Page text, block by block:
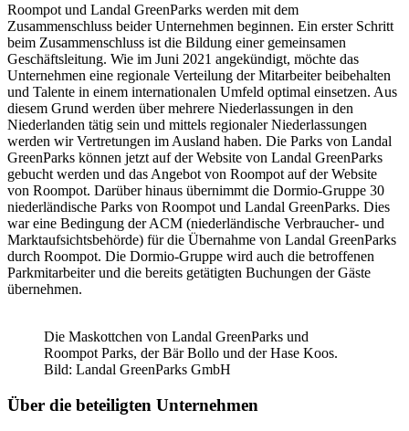
Roompot und Landal GreenParks werden mit dem
Zusammenschluss beider Unternehmen beginnen. Ein erster Schritt
beim Zusammenschluss ist die Bildung einer gemeinsamen
Geschäftsleitung. Wie im Juni 2021 angekündigt, möchte das
Unternehmen eine regionale Verteilung der Mitarbeiter beibehalten
und Talente in einem internationalen Umfeld optimal einsetzen. Aus
diesem Grund werden über mehrere Niederlassungen in den
Niederlanden tätig sein und mittels regionaler Niederlassungen
werden wir Vertretungen im Ausland haben. Die Parks von Landal
GreenParks können jetzt auf der Website von Landal GreenParks
gebucht werden und das Angebot von Roompot auf der Website
von Roompot. Darüber hinaus übernimmt die Dormio-Gruppe 30
niederländische Parks von Roompot und Landal GreenParks. Dies
war eine Bedingung der ACM (niederländische Verbraucher- und
Marktaufsichtsbehörde) für die Übernahme von Landal GreenParks
durch Roompot. Die Dormio-Gruppe wird auch die betroffenen
Parkmitarbeiter und die bereits getätigten Buchungen der Gäste
übernehmen.
Die Maskottchen von Landal GreenParks und
Roompot Parks, der Bär Bollo und der Hase Koos.
Bild: Landal GreenParks GmbH
Über die beteiligten Unternehmen